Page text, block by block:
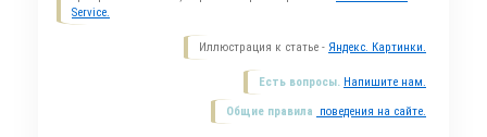
Service.
Иллюстрация к статье - Яндекс. Картинки.
Есть вопросы. Напишите нам.
Общие правила поведения на сайте.